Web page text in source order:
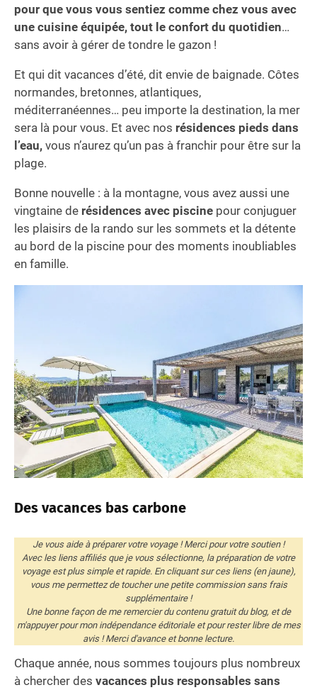
pour que vous vous sentiez comme chez vous avec
une cuisine équipée, tout le confort du quotidien…
sans avoir à gérer de tondre le gazon !
Et qui dit vacances d’été, dit envie de baignade. Côtes
normandes, bretonnes, atlantiques,
méditerranéennes… peu importe la destination, la mer
sera là pour vous. Et avec nos résidences pieds dans
l’eau, vous n’aurez qu’un pas à franchir pour être sur la
plage.
Bonne nouvelle : à la montagne, vous avez aussi une
vingtaine de résidences avec piscine pour conjuguer
les plaisirs de la rando sur les sommets et la détente
au bord de la piscine pour des moments inoubliables
en famille.
Des vacances bas carbone
Je vous aide à préparer votre voyage ! Merci pour votre soutien !
Avec les liens affiliés que je vous sélectionne, la préparation de votre
voyage est plus simple et rapide. En cliquant sur ces liens (en jaune),
vous me permettez de toucher une petite commission sans frais
supplémentaire !
Une bonne façon de me remercier du contenu gratuit du blog, et de
m'appuyer pour mon indépendance éditoriale et pour rester libre de mes
avis ! Merci d'avance et bonne lecture.
Chaque année, nous sommes toujours plus nombreux
à chercher des vacances plus responsables sans